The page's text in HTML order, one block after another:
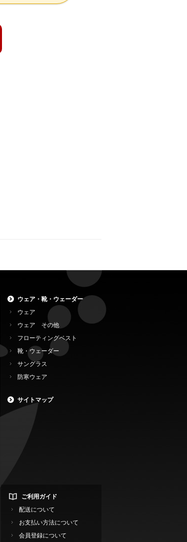
ウェア・靴・ウェーダー
ウェア
ウェア その他
フローティングベスト
靴・ウェーダー
サングラス
防寒ウェア
サイトマップ
ご利用ガイド
配送について
お支払い方法について
会員登録について